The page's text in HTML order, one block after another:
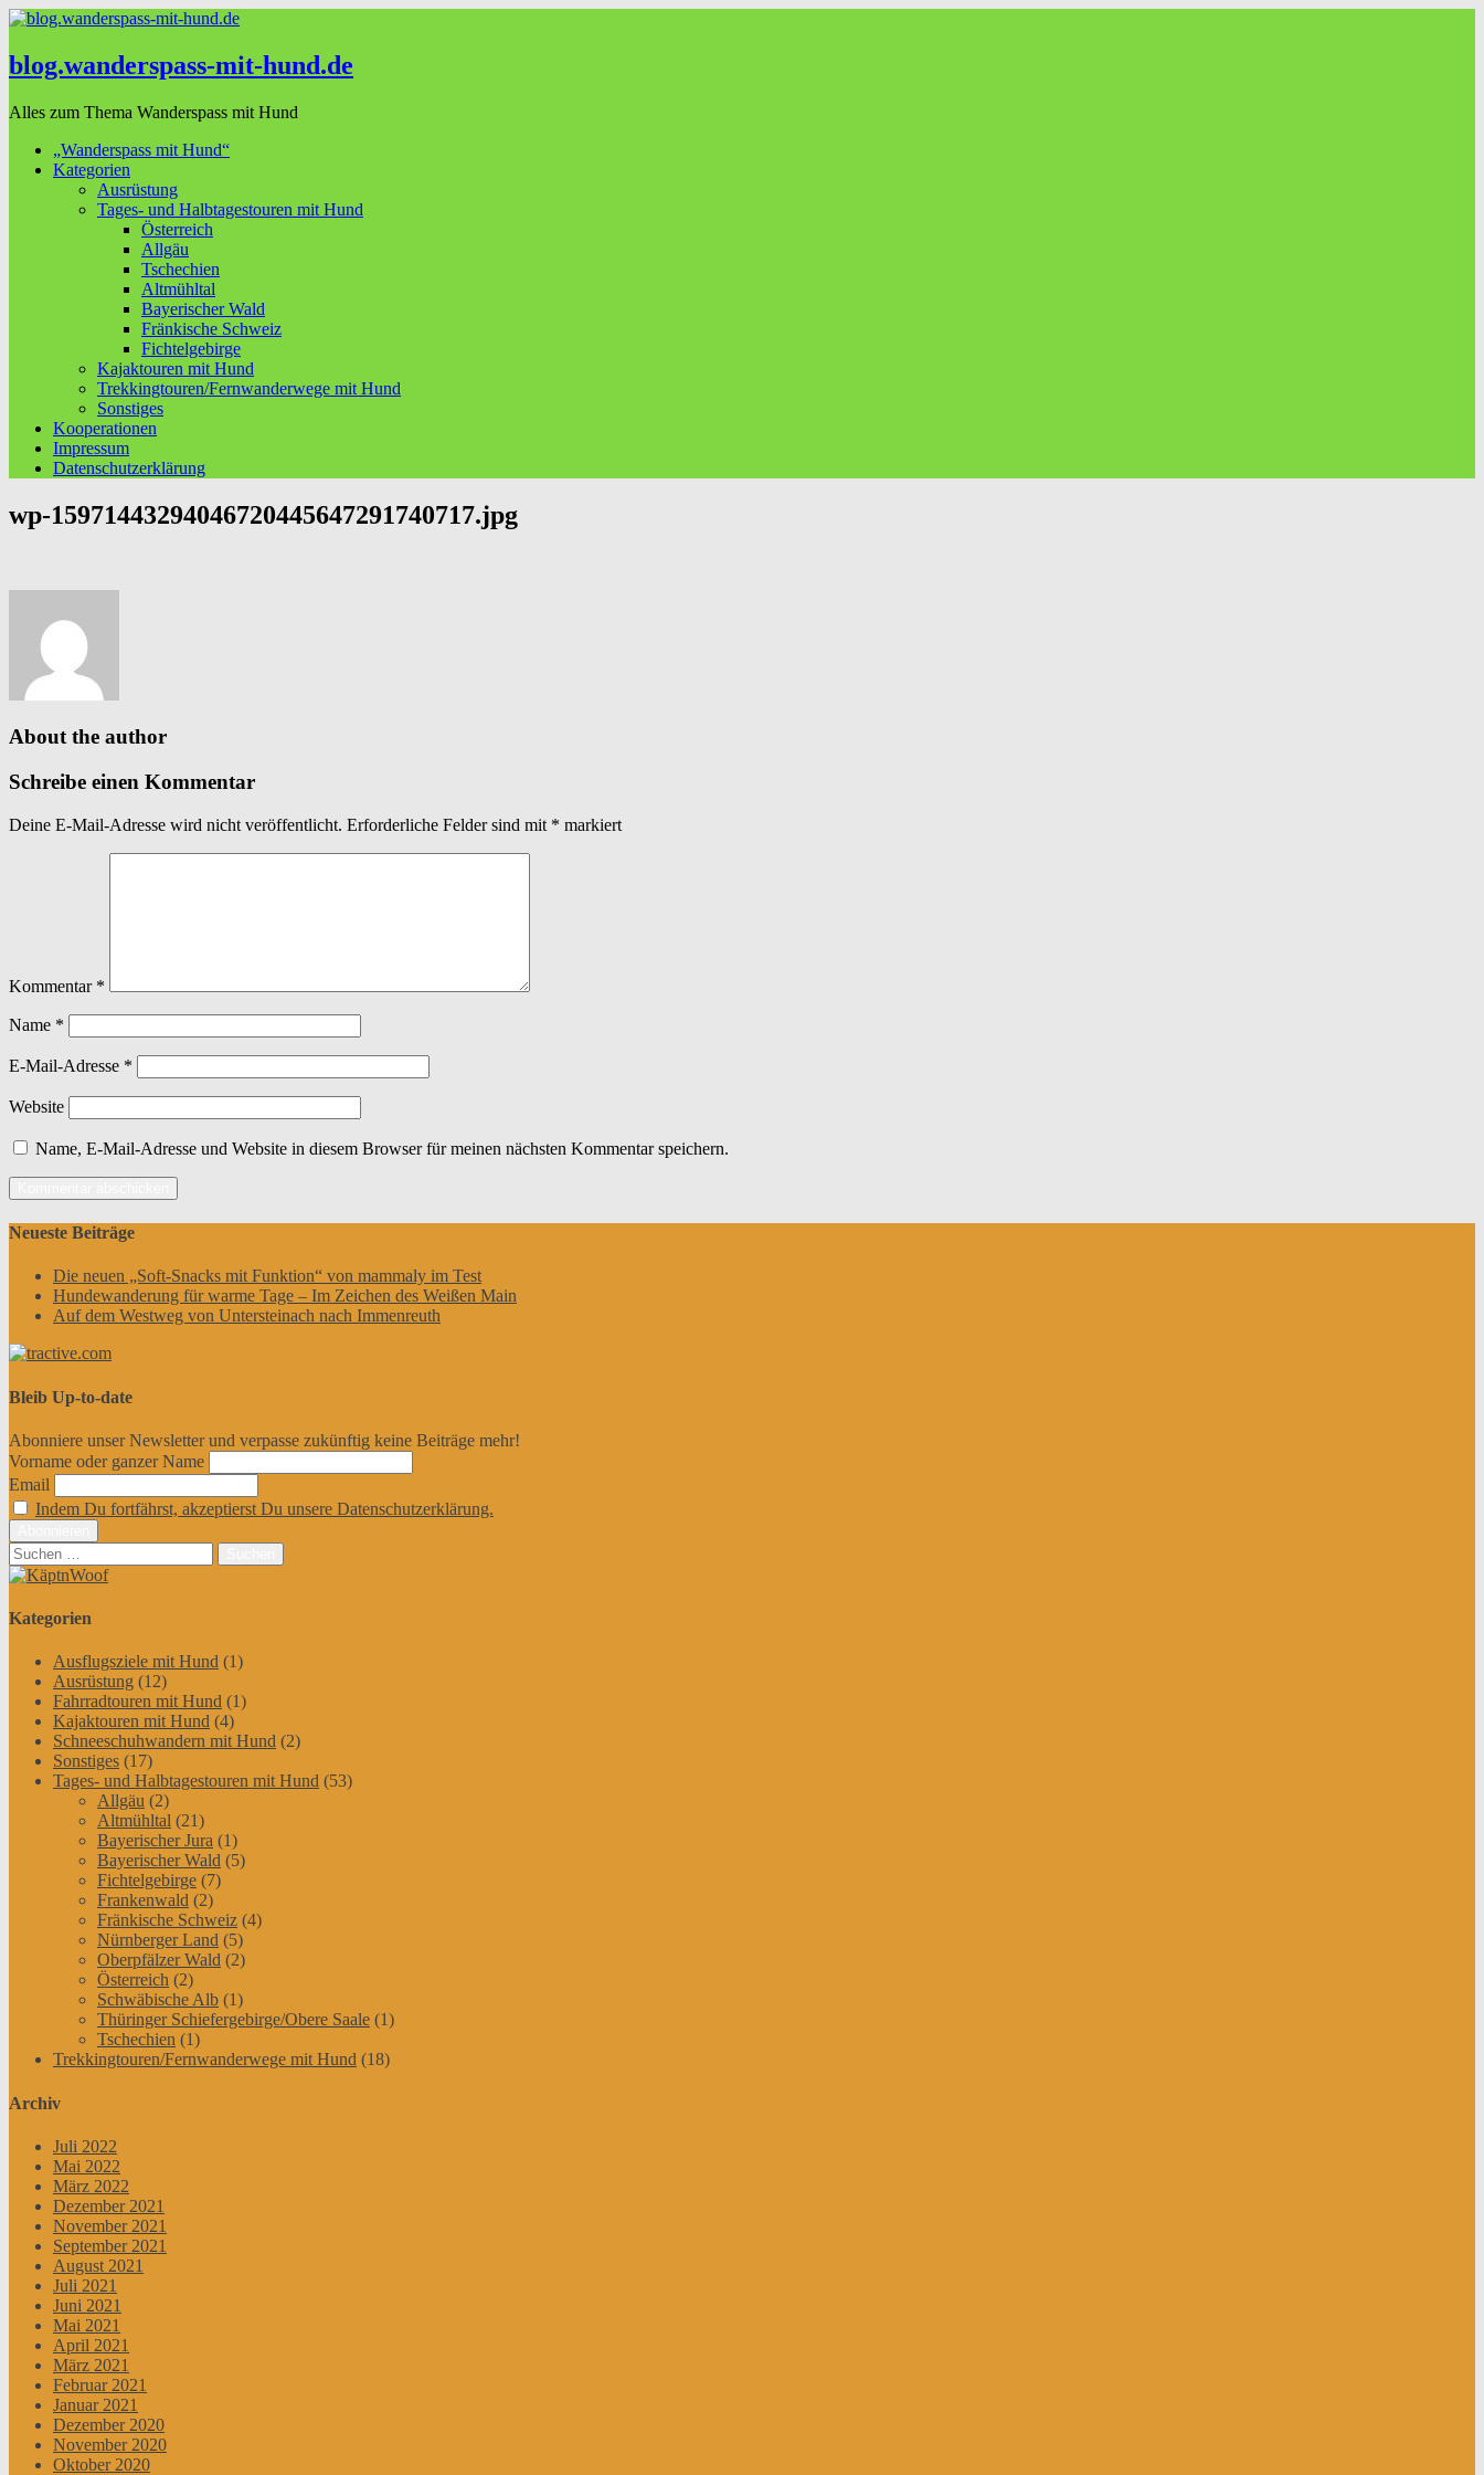
blog.wanderspass-mit-hund.de
Alles zum Thema Wanderspass mit Hund
„Wanderspass mit Hund“
Kategorien
Ausrüstung
Tages- und Halbtagestouren mit Hund
Österreich
Allgäu
Tschechien
Altmühltal
Bayerischer Wald
Fränkische Schweiz
Fichtelgebirge
Kajaktouren mit Hund
Trekkingtouren/Fernwanderwege mit Hund
Sonstiges
Kooperationen
Impressum
Datenschutzerklärung
wp-15971443294046720445647291740717.jpg
About the author
Schreibe einen Kommentar
Deine E-Mail-Adresse wird nicht veröffentlicht. Erforderliche Felder sind mit * markiert
Kommentar *
Name *
E-Mail-Adresse *
Website
Name, E-Mail-Adresse und Website in diesem Browser für meinen nächsten Kommentar speichern.
Neueste Beiträge
Die neuen „Soft-Snacks mit Funktion“ von mammaly im Test
Hundewanderung für warme Tage – Im Zeichen des Weißen Main
Auf dem Westweg von Untersteinach nach Immenreuth
Bleib Up-to-date
Abonniere unser Newsletter und verpasse zukünftig keine Beiträge mehr!
Vorname oder ganzer Name
Email
Indem Du fortfährst, akzeptierst Du unsere Datenschutzerklärung.
Suchen
nach:
Kategorien
Ausflugsziele mit Hund (1)
Ausrüstung (12)
Fahrradtouren mit Hund (1)
Kajaktouren mit Hund (4)
Schneeschuhwandern mit Hund (2)
Sonstiges (17)
Tages- und Halbtagestouren mit Hund (53)
Allgäu (2)
Altmühltal (21)
Bayerischer Jura (1)
Bayerischer Wald (5)
Fichtelgebirge (7)
Frankenwald (2)
Fränkische Schweiz (4)
Nürnberger Land (5)
Oberpfälzer Wald (2)
Österreich (2)
Schwäbische Alb (1)
Thüringer Schiefergebirge/Obere Saale (1)
Tschechien (1)
Trekkingtouren/Fernwanderwege mit Hund (18)
Archiv
Juli 2022
Mai 2022
März 2022
Dezember 2021
November 2021
September 2021
August 2021
Juli 2021
Juni 2021
Mai 2021
April 2021
März 2021
Februar 2021
Januar 2021
Dezember 2020
November 2020
Oktober 2020